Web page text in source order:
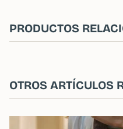
PRODUCTOS
OTROS ARTÍCULOS